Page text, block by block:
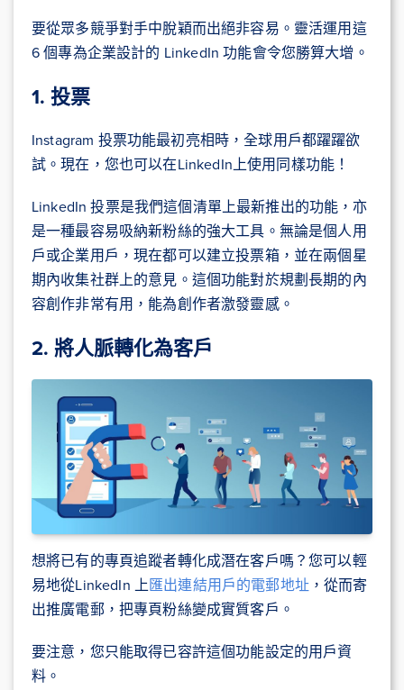
要從眾多競爭對手中脫穎而出絕非容易。靈活運用這
6 個專為企業設計的 LinkedIn 功能會令您勝算大增。
1. 投票
Instagram 投票功能最初亮相時，全球用戶都躍躍欲
試。現在，您也可以在LinkedIn上使用同樣功能！
LinkedIn 投票是我們這個清單上最新推出的功能，亦
是一種最容易吸納新粉絲的強大工具。無論是個人用
戶或企業用戶，現在都可以建立投票箱，並在兩個星
期內收集社群上的意見。這個功能對於規劃長期的內
容創作非常有用，能為創作者激發靈感。
2. 將人脈轉化為客戶
想將已有的專頁追蹤者轉化成潛在客戶嗎？您可以輕
易地從LinkedIn 上匯出連結用戶的電郵地址，從而寄
出推廣電郵，把專頁粉絲變成實質客戶。
要注意，您只能取得已容許這個功能設定的用戶資
料。